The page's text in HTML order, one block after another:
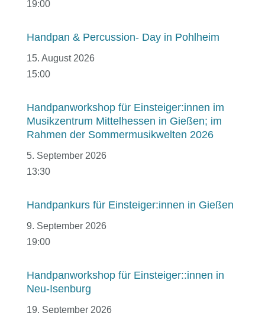
19:00
Handpan & Percussion- Day in Pohlheim
15. August 2026
15:00
Handpanworkshop für Einsteiger:innen im
Musikzentrum Mittelhessen in Gießen; im
Rahmen der Sommermusikwelten 2026
5. September 2026
13:30
Handpankurs für Einsteiger:innen in Gießen
9. September 2026
19:00
Handpanworkshop für Einsteiger::innen in
Neu-Isenburg
19. September 2026